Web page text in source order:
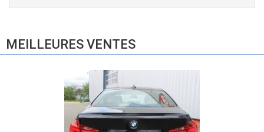
E83 (2004-2010)
MEILLEURES VENTES